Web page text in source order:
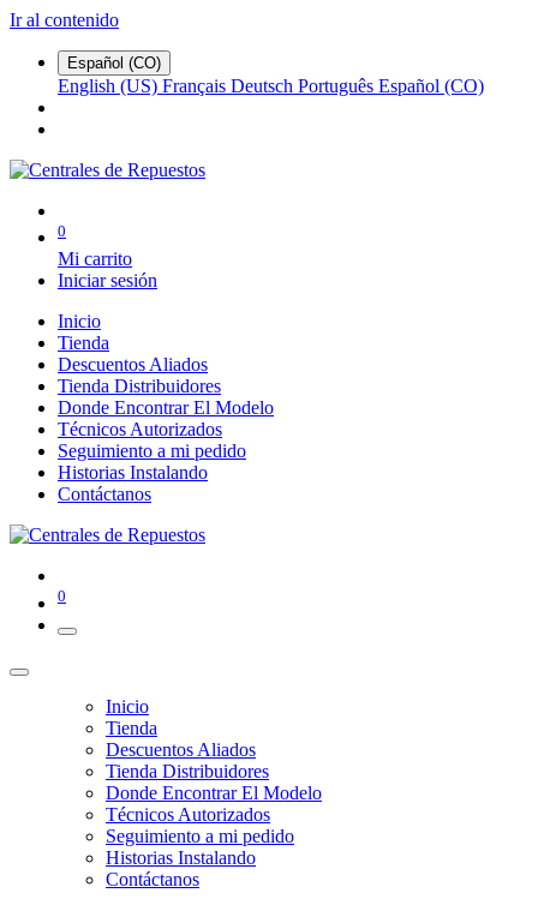
Ir al contenido
Español (CO)
English (US) Français Deutsch Português Español (CO)
0
Mi carrito
Iniciar sesión
Inicio
Tienda
Descuentos Aliados
Tienda Distribuidores
Donde Encontrar El Modelo
Técnicos Autorizados
Seguimiento a mi pedido
Historias Instalando
Contáctanos
0
Inicio
Tienda
Descuentos Aliados
Tienda Distribuidores
Donde Encontrar El Modelo
Técnicos Autorizados
Seguimiento a mi pedido
Historias Instalando
Contáctanos